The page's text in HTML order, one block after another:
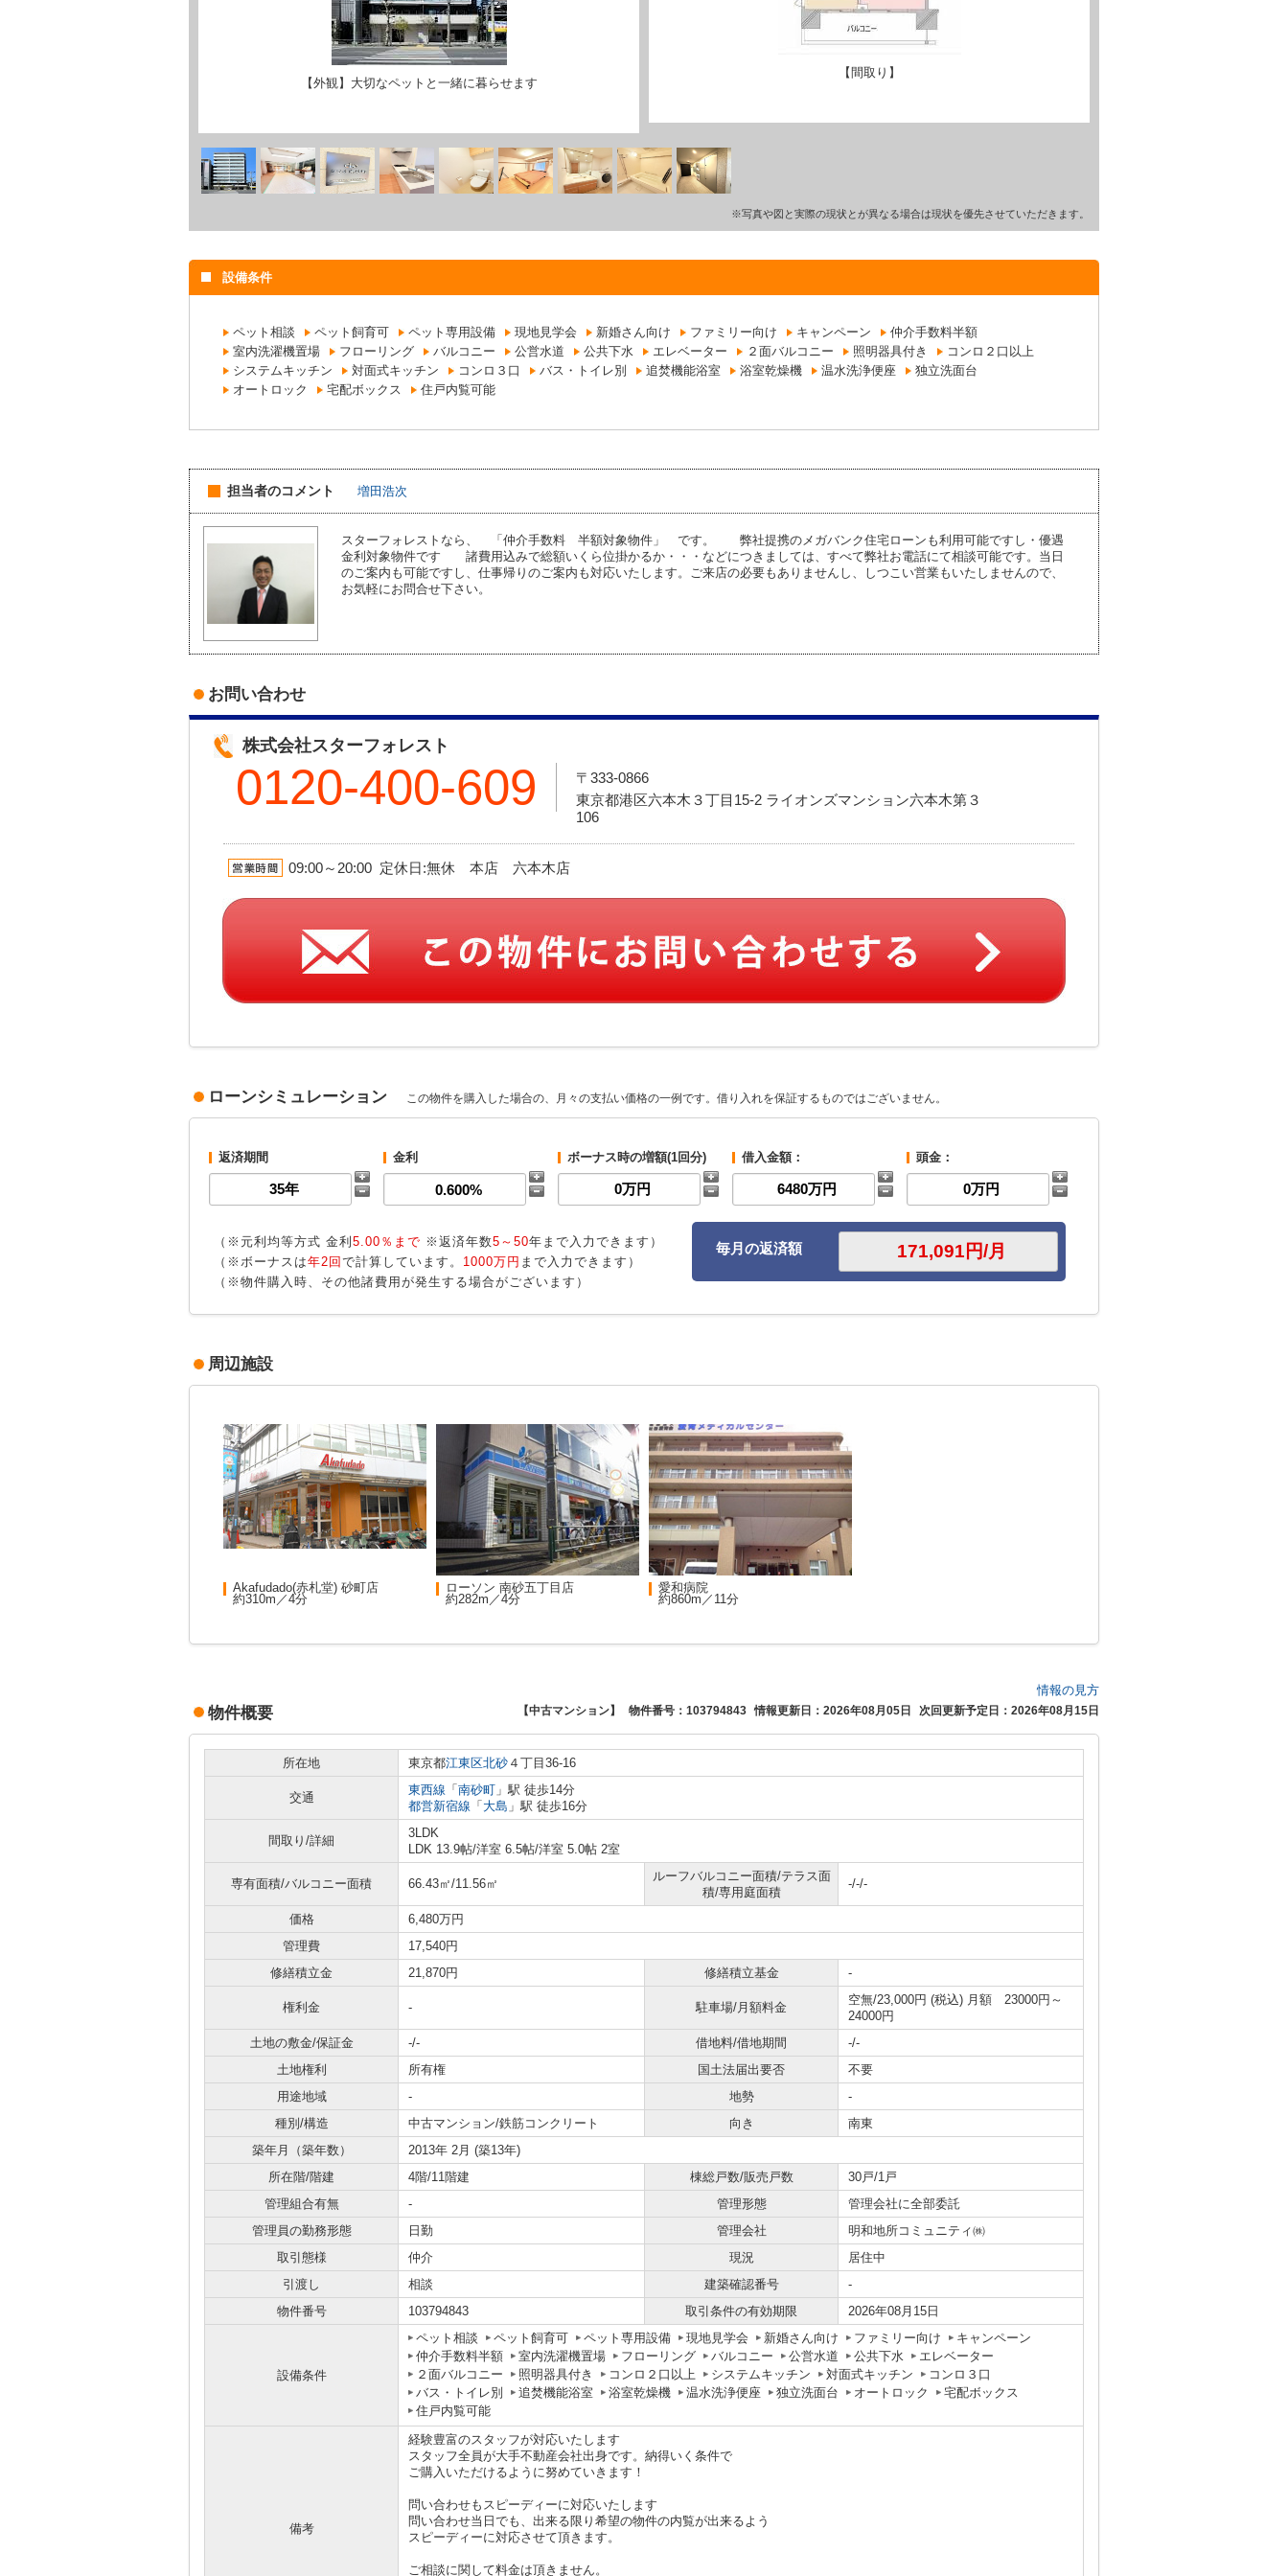
【外観】大切なペットと一緒に暮らせます
【間取り】
※写真や図と実際の現状とが異なる場合は現状を優先させていただきます。
設備条件
ペット相談 ペット飼育可 ペット専用設備 現地見学会 新婚さん向け ファミリー向け キャンペーン
仲介手数料半額
室内洗濯機置場
フローリング バルコニー 公営水道 公共下水 エレベーター ２面バルコニー 照明器具付き
コンロ２口以上
システムキッチン
対面式キッチン コンロ３口 バス・トイレ別 追焚機能浴室 浴室乾燥機 温水洗浄便座
独立洗面台
オートロック
宅配ボックス 住戸内覧可能
担当者のコメント 増田浩次
スターフォレストなら、 「仲介手数料 半額対象物件」 です。 弊社提携のメガバンク住宅ローンも利用可能ですし・優遇
金利対象物件です 諸費用込みで総額いくら位掛かるか・・・などにつきましては、すべて弊社お電話にて相談可能です。当日
のご案内も可能ですし、仕事帰りのご案内も対応いたします。ご来店の必要もありませんし、しつこい営業もいたしませんので、
お気軽にお問合せ下さい。
お問い合わせ
株式会社スターフォレスト
0120-400-609
〒333-0866
東京都港区六本木３丁目15-2 ライオンズマンション六本木第３
106
09:00～20:00 定休日:無休 本店 六本木店
ローンシミュレーション この物件を購入した場合の、月々の支払い価格の一例です。借り入れを保証するものではございません。
返済期間 金利 ボーナス時の増額(1回分) 借入金額： 頭金：
（※元利均等方式 金利 5.00％まで ※返済年数5～50年まで入力できます）
（※ボーナスは年2回 で計算しています。 1000万円 まで入力できます）
（※物件購入時、その他諸費用が発生する場合がございます）
毎月の返済額
周辺施設
Akafudado(赤札堂) 砂町店
約310m／4分
ローソン 南砂五丁目店
約282m／4分
愛和病院
約860m／11分
情報の見方
物件概要 【中古マンション】 物件番号：103794843 情報更新日：2026年08月05日 次回更新予定日：2026年08月15日
所在地 東京都江東区北砂 ４丁目36-16
交通
東西線 「 南砂町 」駅 徒歩14分
都営新宿線 「 大島 」駅 徒歩16分
間取り/詳細
3LDK
LDK 13.9帖/洋室 6.5帖/洋室 5.0帖 2室
専有面積/バルコニー面積 66.43㎡/11.56㎡
ルーフバルコニー面積/テラス面
積/専用庭面積
-/-/-
価格
6,480万円
管理費
17,540円
修繕積立金
21,870円 修繕積立基金 -
権利金 - 駐車場/月額料金
空無/23,000円 (税込) 月額 23000円～
24000円
土地の敷金/保証金
-/- 借地料/借地期間
-/-
土地権利
所有権 国土法届出要否
不要
用途地域
- 地勢
-
種別/構造
中古マンション/鉄筋コンクリート 向き
南東
築年月（築年数）
2013年 2月 (築13年)
所在階/階建
4階/11階建 棟総戸数/販売戸数
30戸/1戸
管理組合有無
- 管理形態
管理会社に全部委託
管理員の勤務形態
日勤 管理会社
明和地所コミュニティ㈱
取引態様
仲介 現況
居住中
引渡し
相談 建築確認番号
-
物件番号
103794843 取引条件の有効期限 2026年08月15日
設備条件
ペット相談 ペット飼育可 ペット専用設備 現地見学会 新婚さん向け ファミリー向け
キャンペーン
仲介手数料半額
室内洗濯機置場 フローリング バルコニー 公営水道 公共下水
エレベーター
２面バルコニー
照明器具付き コンロ２口以上 システムキッチン 対面式キッチン
コンロ３口
バス・トイレ別
追焚機能浴室 浴室乾燥機 温水洗浄便座 独立洗面台 オートロック
宅配ボックス
住戸内覧可能
備考
経験豊富のスタッフが対応いたします
スタッフ全員が大手不動産会社出身です。納得いく条件で
ご購入いただけるように努めていきます！
問い合わせもスピーディーに対応いたします
問い合わせ当日でも、出来る限り希望の物件の内覧が出来るよう
スピーディーに対応させて頂きます。
ご相談に関して料金は頂きません。